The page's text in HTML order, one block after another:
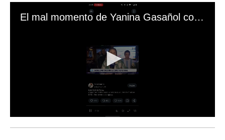
El mal momento de Yanina Gasañol con un hincha argentino en "Subrayado"
s